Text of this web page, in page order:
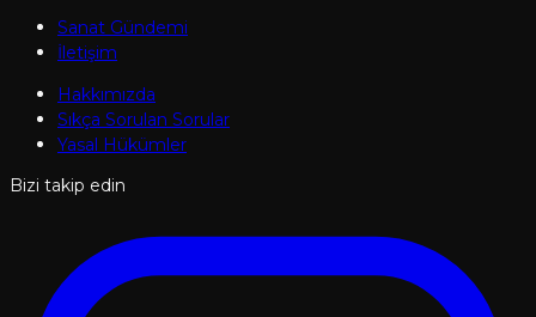
Sanat Gündemi
İletişim
Hakkımızda
Sıkça Sorulan Sorular
Yasal Hükümler
Bizi takip edin